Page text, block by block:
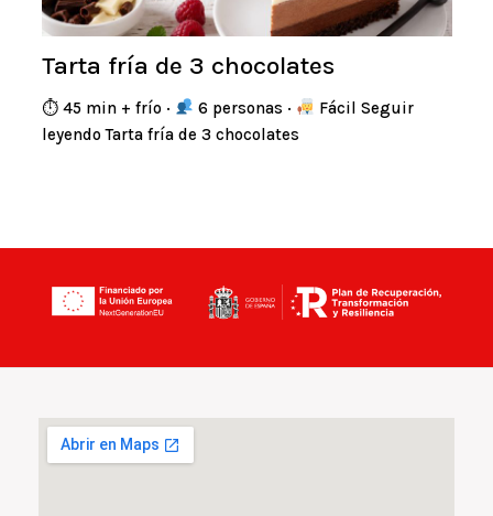
Tarta fría de 3 chocolates
⏱ 45 min + frío · 6 personas ·
Fácil Seguir
leyendo Tarta fría de 3 chocolates